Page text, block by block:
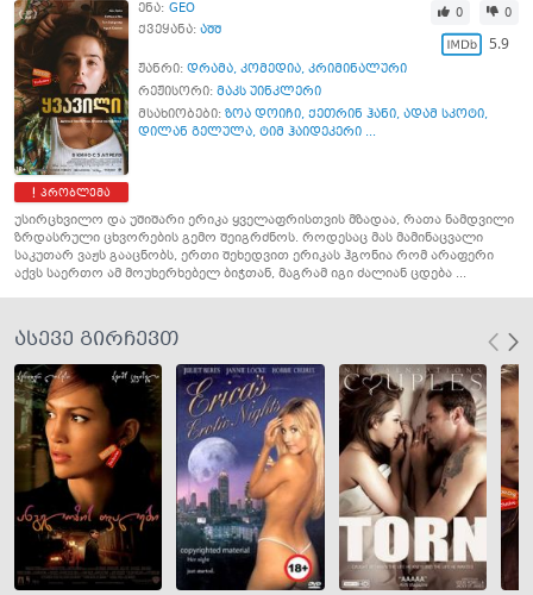
პრობლემა
ენა: GEO
ქვეყანა: აშშ
0 0
5.9
ჟანრი: დრამა, კომედია, კრიმინალური
რეჟისორი: მაკს უინკლერი
მსახიობები: ზოა დოიჩი, ქეთრინ ჰანი, ადამ სკოტი,
დილან გელულა, ტიმ ჰაიდეკერი ...
უსირცხვილო და უშიშარი ერიკა ყველაფრისთვის მზადაა, რათა ნამდვილი
ზრდასრული ცხვორების გემო შეიგრძნოს. როდესაც მას მამინაცვალი
საკუთარ ვაჟს გააცნობს, ერთი შეხედვით ერიკას ჰგონია რომ არაფერი
აქვს საერთო ამ მოუხერხებელ ბიჭთან, მაგრამ იგი ძალიან ცდება ...
ასევე გირჩევთ